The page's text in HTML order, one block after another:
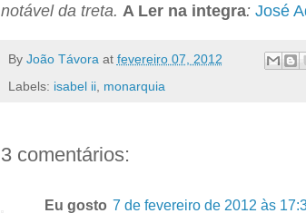
notável da treta. A Ler na integra: José
By João Távora at fevereiro 07, 2012
Labels: isabel ii, monarquia
3 comentários:
Eu gosto 7 de fevereiro de 2012 às